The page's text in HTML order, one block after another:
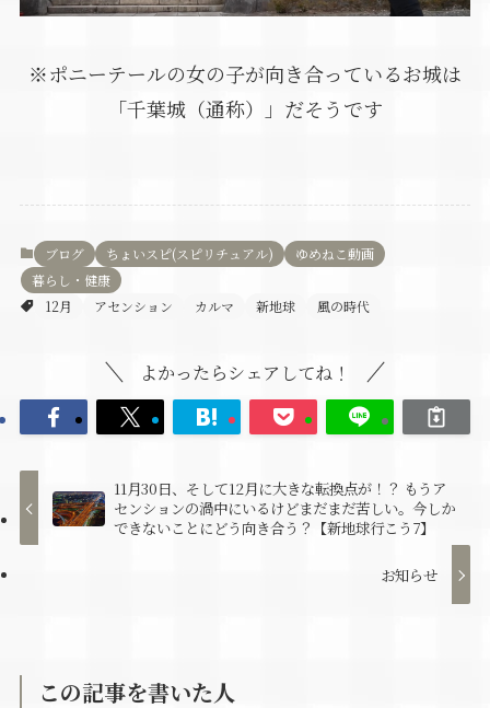
※ポニーテールの女の子が向き合っているお城は
「千葉城（通称）」だそうです
ブログ ちょいスピ(スピリチュアル)
ゆめねこ動画
暮らし・健康
12月
アセンション カルマ 新地球 風の時代
よかったらシェアしてね！
11月30日、そして12月に大きな転換点が！？ もうア
センションの渦中にいるけどまだまだ苦しい。今しか
できないことにどう向き合う？【新地球行こう7】
お知らせ
この記事を書いた人